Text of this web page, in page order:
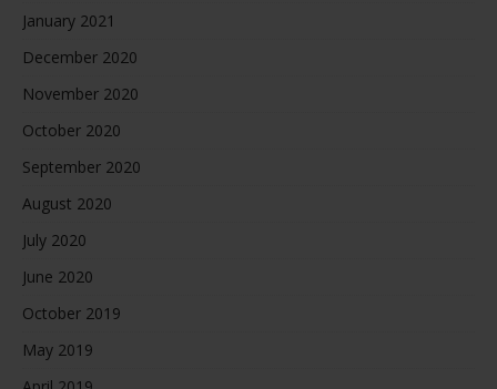
January 2021
December 2020
November 2020
October 2020
September 2020
August 2020
July 2020
June 2020
October 2019
May 2019